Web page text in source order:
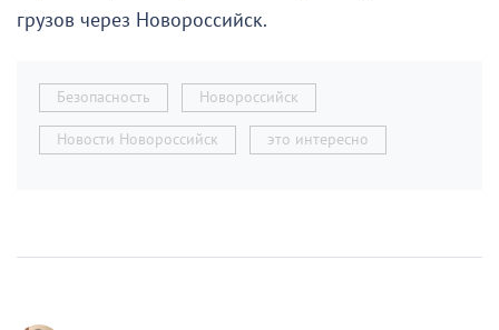
грузов через Новороссийск.
Безопасность Новороссийск
Новости Новороссийск это интересно